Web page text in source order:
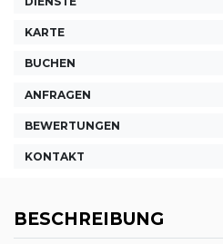
KARTE
BUCHEN
ANFRAGEN
BEWERTUNGEN
KONTAKT
BESCHREIBUNG